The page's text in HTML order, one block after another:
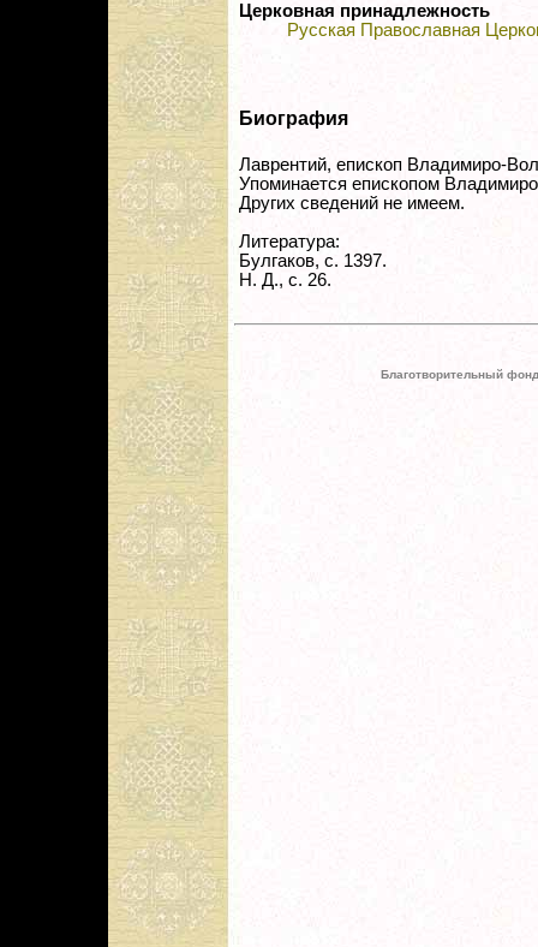
Церковная принадлежность
Русская Православная
Биография
Лаврентий, епископ Владимиро-
Упоминается епископом
Других сведений не имеем.
Литература:
Булгаков, с. 1397.
Н. Д., с. 26.
Благотворительный